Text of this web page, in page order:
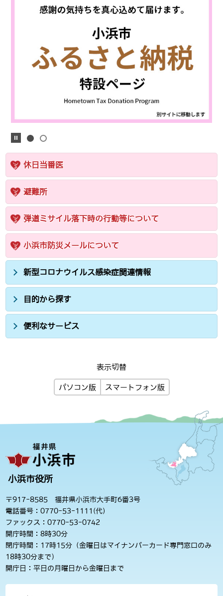
休日当番医
避難所
弾道ミサイル落下時の行動等について
小浜市防災メールについて
新型コロナウイルス感染症関連情報
目的から探す
便利なサービス
表示切替
パソコン版 スマートフォン版
小浜市役所
〒917-8585 福井県小浜市大手町6番3号
電話番号：0770-53-1111(代)
ファックス：0770-53-0742
開庁時間：8時30分
閉庁時間：17時15分（金曜日はマイナンバーカード専門窓口のみ
18時30分まで）
開庁日：平日の月曜日から金曜日まで